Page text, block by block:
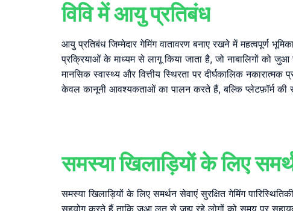
विवि में आयु प्रतिबंध
आयु प्रतिबंध जिम्मेदार गेमिंग वातावरण बनाए रखने में महत्वपूर्ण
प्रक्रियाओं के माध्यम से लागू किया जाता है, जो नाबालिगों को
मानसिक स्वास्थ्य और वित्तीय स्थिरता पर दीर्घकालिक
केवल कानूनी आवश्यकताओं का पालन करते हैं, बल्कि प्लेटफ़ॉर्म की
समस्या खिलाड़ियों के लिए
समस्या खिलाड़ियों के लिए समर्थन सेवाएं सुरक्षित गेमिंग
सहयोग करते हैं ताकि जुआ लत से जूझ रहे लोगों को समय पर